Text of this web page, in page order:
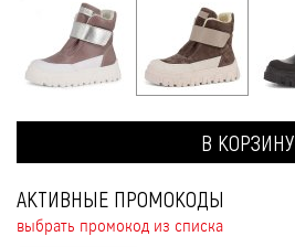
В КОРЗИНУ
АКТИВНЫЕ ПРОМОКОДЫ
выбрать промокод из списка